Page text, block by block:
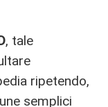
, tale
ripetendo,
semplici